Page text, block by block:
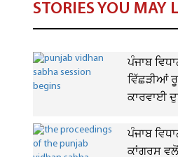
STORIES YOU MAY
ਪੰਜਾਬ
ਵਿੱਛੜੀਆਂ
ਕਾਰਵਾਈ
ਪੰਜਾਬ
ਕਾਂਗਰਸ